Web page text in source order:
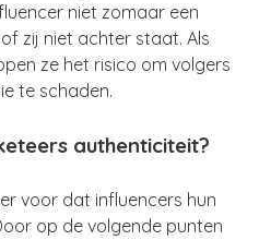
niet zomaar een
zij niet achter staat. Als
ze het risico om volgers
te schaden.
authenticiteit?
voor dat influencers hun
op de volgende punten